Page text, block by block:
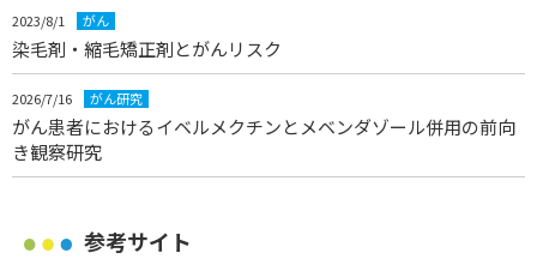
2023/8/1 がん
染毛剤・縮毛矯正剤とがんリスク
2026/7/16 がん研究
がん患者におけるイベルメクチンとメベンダゾール併用の前向
き観察研究
参考サイト